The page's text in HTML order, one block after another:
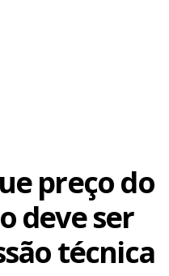
preço do
deve ser
técnica